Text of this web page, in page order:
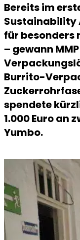
Bereits im
Sustainability
für besonders
– gewann
Burrito-
spendete
1.000 Euro an
Yumbo.